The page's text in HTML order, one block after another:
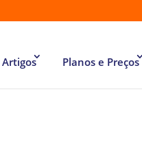
Artigos Planos e Preços